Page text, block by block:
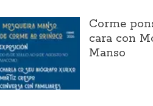
Corme
cara con
Manso